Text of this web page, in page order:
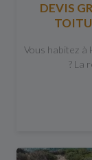
DEVIS
Vous habitez à
? La